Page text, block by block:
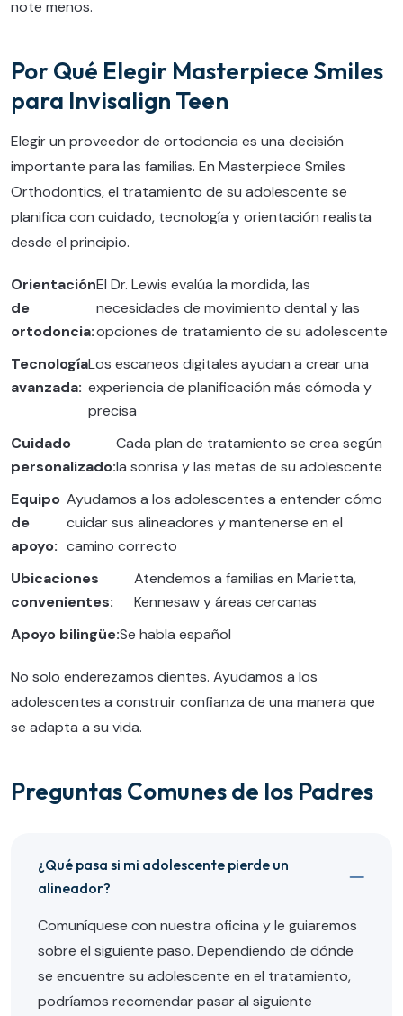
note menos.
Por Qué Elegir Masterpiece Smiles
para Invisalign Teen
Elegir un proveedor de ortodoncia es una decisión
importante para las familias. En Masterpiece Smiles
Orthodontics, el tratamiento de su adolescente se
planifica con cuidado, tecnología y orientación realista
desde el principio.
Orientación
de
ortodoncia:
El Dr. Lewis evalúa la mordida, las
necesidades de movimiento dental y las
opciones de tratamiento de su adolescente
Tecnología
avanzada:
Los escaneos digitales ayudan a crear una
experiencia de planificación más cómoda y
precisa
Cuidado
personalizado:
Cada plan de tratamiento se crea según
la sonrisa y las metas de su adolescente
Equipo
de
apoyo:
Ayudamos a los adolescentes a entender cómo
cuidar sus alineadores y mantenerse en el
camino correcto
Ubicaciones
convenientes:
Atendemos a familias en Marietta,
Kennesaw y áreas cercanas
Apoyo bilingüe:Se habla español
No solo enderezamos dientes. Ayudamos a los
adolescentes a construir confianza de una manera que
se adapta a su vida.
Preguntas Comunes de los Padres
¿Qué pasa si mi adolescente pierde un
alineador?
Comuníquese con nuestra oficina y le guiaremos
sobre el siguiente paso. Dependiendo de dónde
se encuentre su adolescente en el tratamiento,
podríamos recomendar pasar al siguiente